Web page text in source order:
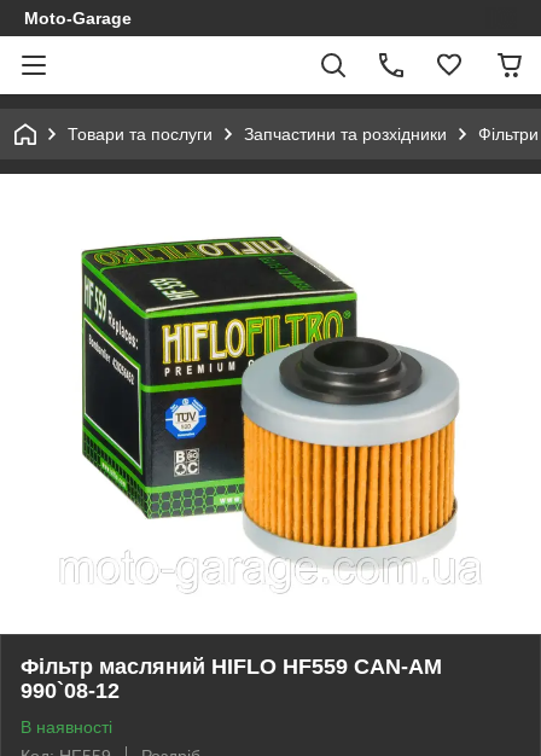
Moto-Garage
Товари та послуги Запчастини та розхідники Фільтри
Фільтр масляний HIFLO HF559 CAN-AM
990`08-12
В наявності